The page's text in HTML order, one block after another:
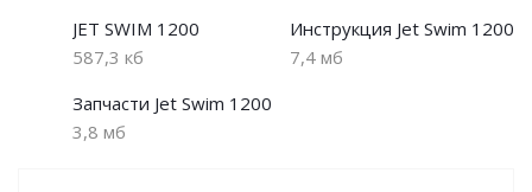
JET SWIM 1200
587,3 кб
Инструкция Jet Swim 1200
7,4 мб
Запчасти Jet Swim 1200
3,8 мб